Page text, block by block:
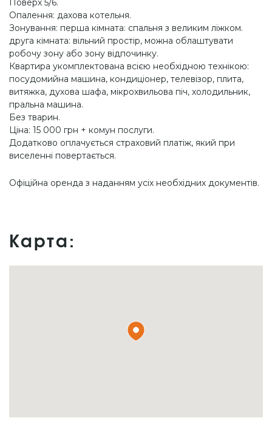
Опалення: дахова котельня.
Зонування: перша кімната: спальня з великим ліжком.
друга кімната: вільний простір, можна облаштувати
робочу зону або зону відпочинку.
Квартира укомплектована всією необхідною технікою:
посудомийна машина, кондиціонер, телевізор, плита,
витяжка, духова шафа, мікрохвильова піч, холодильник,
пральна машина.
Без тварин.
Ціна: 15 000 грн + комун послуги.
Додатково оплачується страховий платіж, який при
виселенні повертається.
Офіційна оренда з наданням усіх необхідних документів.
Карта: